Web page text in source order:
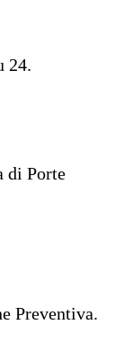
24.
di Porte
Preventiva.